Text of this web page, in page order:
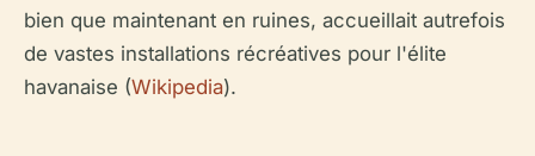
bien que maintenant en ruines, accueillait autrefois
de vastes installations récréatives pour l'élite
havanaise (Wikipedia).